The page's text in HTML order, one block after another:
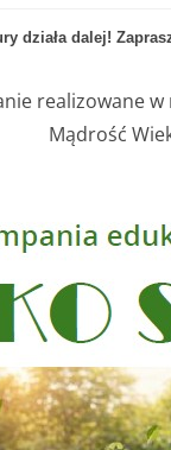
działa dalej!
realizowane
Mądrość